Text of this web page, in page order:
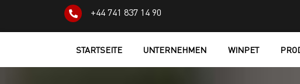
+44 741 837 14 90
STARTSEITE UNTERNEHMEN WINPET